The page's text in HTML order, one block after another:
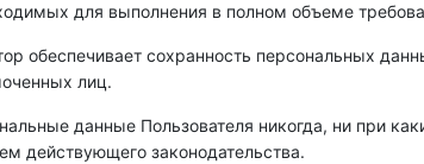
для выполнения в полном объеме
обеспечивает сохранность персональных
лиц.
данные Пользователя никогда, ни при
действующего законодательства.